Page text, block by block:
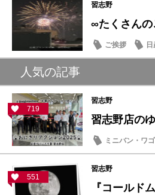
習志野
∞たくさん
ご挨拶
人気の記事
719
習志野
習志野店の
ミニバン・ワ
551
習志野
『コールド